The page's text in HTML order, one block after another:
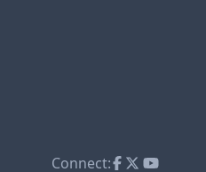
Connect: